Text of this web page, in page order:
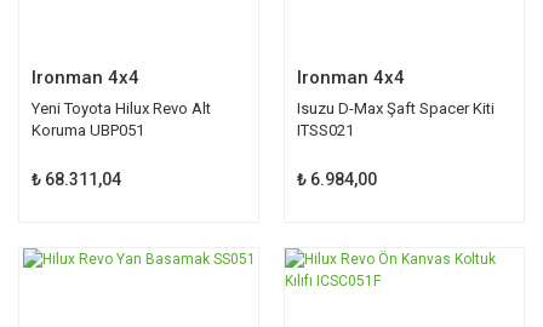
Ironman 4x4
Yeni Toyota Hilux Revo Alt
Koruma UBP051
₺ 68.311,04
Ironman 4x4
Isuzu D-Max Şaft Spacer Kiti
ITSS021
₺ 6.984,00